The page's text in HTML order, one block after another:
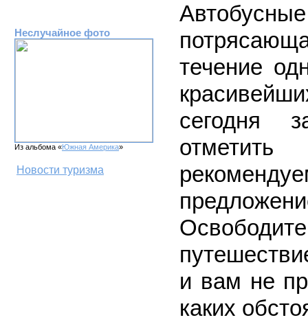
Неслучайное фото
Из альбома «Южная Америка»
Новости туризма
течение
сегодня
и вам не
каких